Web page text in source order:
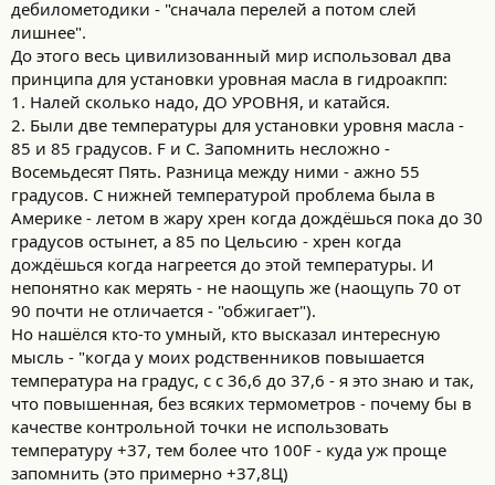
дебилометодики - "сначала перелей а потом слей
лишнее".
До этого весь цивилизованный мир использовал два
принципа для установки уровная масла в гидроакпп:
1. Налей сколько надо, ДО УРОВНЯ, и катайся.
2. Были две температуры для установки уровня масла -
85 и 85 градусов. F и C. Запомнить несложно -
Восемьдесят Пять. Разница между ними - ажно 55
градусов. С нижней температурой проблема была в
Америке - летом в жару хрен когда дождёшься пока до 30
градусов остынет, а 85 по Цельсию - хрен когда
дождёшься когда нагреется до этой температуры. И
непонятно как мерять - не наощупь же (наощупь 70 от
90 почти не отличается - "обжигает").
Но нашёлся кто-то умный, кто высказал интересную
мысль - "когда у моих родственников повышается
температура на градус, с с 36,6 до 37,6 - я это знаю и так,
что повышенная, без всяких термометров - почему бы в
качестве контрольной точки не использовать
температуру +37, тем более что 100F - куда уж проще
запомнить (это примерно +37,8Ц)